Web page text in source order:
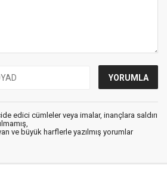
edici cümleler veya imalar, inançlara saldırı
ve büyük harflerle yazılmış yorumlar